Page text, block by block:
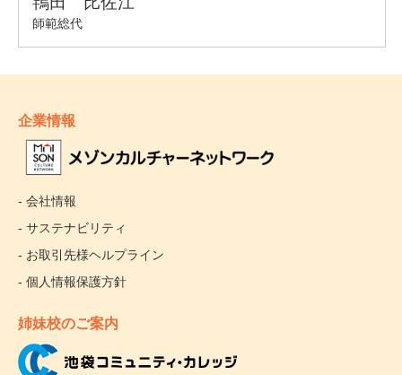
企業情報
- 会社情報
- サステナビリティ
- お取引先様ヘルプライン
- 個人情報保護方針
姉妹校のご案内